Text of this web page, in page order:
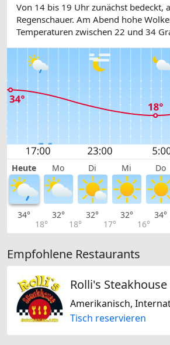
Von 14 bis 19 Uhr zunächst bedeckt,
Regenschauer. Am Abend hohe
Temperaturen zwischen 22 und 34
Heute Mo Di Mi Do
34°
18°
32°
18°
32°
17°
32°
16°
34°
Empfohlene Restaurants
Tisch reservieren